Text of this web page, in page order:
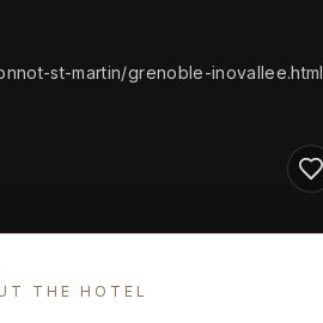
st-martin/grenoble-inovallee.html
THE HOTEL